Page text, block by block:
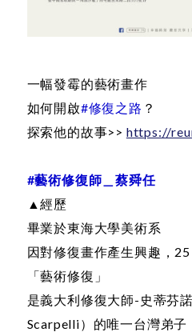
一幅發霉的藝術畫作
如何開啟#修復之路 ？
探索他的故事>> https://
#藝術修復師＿蔡舜任
▲經歷
畢業於東海大學美術系
因對修復畫作產生興趣，
「藝術修復」
是義大利修復大師-史蒂芬
Scarpelli）的唯一台灣弟子